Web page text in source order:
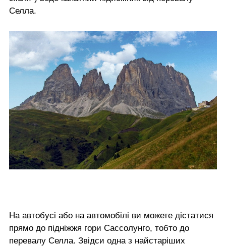
Селла.
На автобусі або на автомобілі ви можете дістатися
прямо до підніжжя гори Сассолунго, тобто до
перевалу Селла. Звідси одна з найстаріших